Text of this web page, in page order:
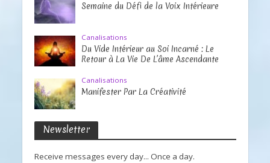
Semaine du Défi de la Voix Intérieure
Canalisations
Du Vide Intérieur au Soi Incarné : Le
Retour à La Vie De L’âme Ascendante
Canalisations
Manifester Par La Créativité
Newsletter
Receive messages every day... Once a day.